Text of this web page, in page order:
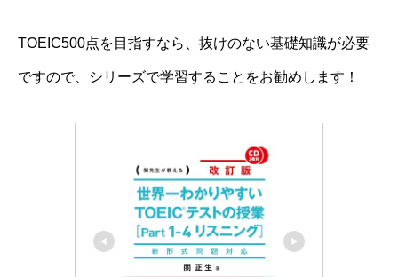
TOEIC500点を目指すなら、抜けのない基礎知識が必要
ですので、シリーズで学習することをお勧めします！